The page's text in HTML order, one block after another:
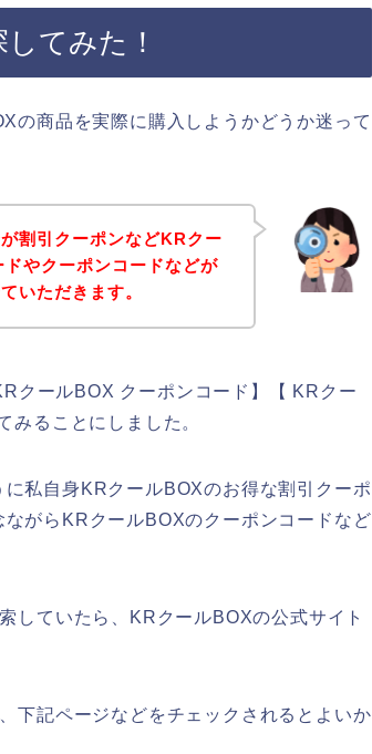
てみた！
の商品を実際に購入しようかどうか迷って
割引クーポンなどKRクー
やクーポンコードなどが
いただきます。
クールBOX クーポンコード】【 KRクー
みることにしました。
私自身KRクールBOXのお得な割引クーポ
がらKRクールBOXのクーポンコードなど
していたら、KRクールBOXの公式サイト
下記ページなどをチェックされるとよいか